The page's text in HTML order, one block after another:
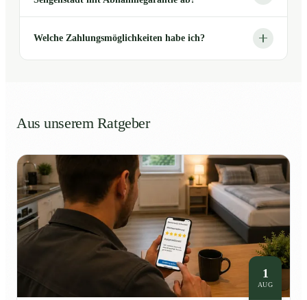
Welche Zahlungsmöglichkeiten habe ich?
Aus unserem Ratgeber
1
AUG